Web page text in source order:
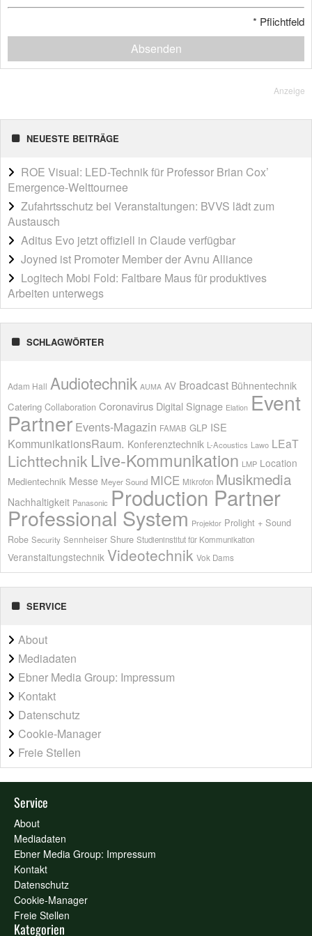
* Pflichtfeld
Absenden
Anzeige
NEUESTE BEITRÄGE
ROE Visual: LED-Technik für Professor Brian Cox’
Emergence-Welttournee
Zufahrtsschutz bei Veranstaltungen: BVVS lädt zum
Austausch
Aditus Evo jetzt offiziell in Claude verfügbar
Joyned ist Promoter Member der Avnu Alliance
Logitech Mobi Fold: Faltbare Maus für produktives
Arbeiten unterwegs
SCHLAGWÖRTER
Adam Hall Audiotechnik AUMA AV Broadcast Bühnentechnik
Catering Collaboration Coronavirus Digital Signage Elation Event
Partner Events-Magazin FAMAB GLP ISE
KommunikationsRaum. Konferenztechnik L-Acoustics Lawo LEaT
Lichttechnik Live-Kommunikation LMP Location
Medientechnik Messe Meyer Sound MICE Mikrofon Musikmedia
Nachhaltigkeit Panasonic Production Partner
Professional System Projektor Prolight + Sound
Robe Security Sennheiser Shure Studieninstitut für Kommunikation
Veranstaltungstechnik Videotechnik Vok Dams
SERVICE
About
Mediadaten
Ebner Media Group: Impressum
Kontakt
Datenschutz
Cookie-Manager
Freie Stellen
Service
About
Mediadaten
Ebner Media Group: Impressum
Kontakt
Datenschutz
Cookie-Manager
Freie Stellen
Kategorien